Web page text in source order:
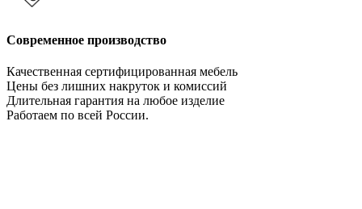
Современное производство
Качественная сертифицированная мебель
Цены без лишних накруток и комиссий
Длительная гарантия на любое изделие
Работаем по всей России.